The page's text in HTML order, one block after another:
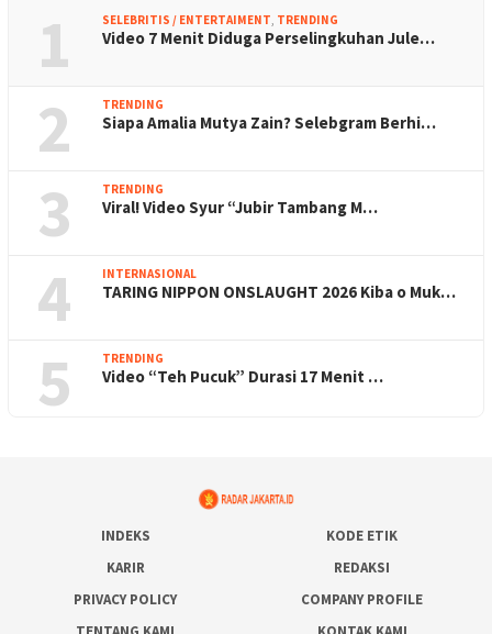
1 SELEBRITIS / ENTERTAIMENT TRENDING
Video 7 Menit Diduga Perselingkuhan Jule…
2 TRENDING
Siapa Amalia Mutya Zain? Selebgram Berhi…
3 TRENDING
Viral! Video Syur “Jubir Tambang M…
4 INTERNASIONAL
TARING NIPPON ONSLAUGHT 2026 Kiba o Muk…
5 TRENDING
Video “Teh Pucuk” Durasi 17 Menit …
INDEKS
KODE ETIK
KARIR
REDAKSI
PRIVACY POLICY
COMPANY PROFILE